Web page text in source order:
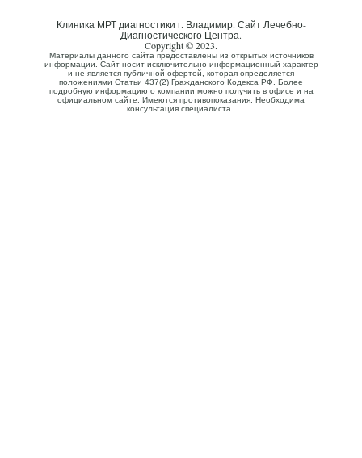
Клиника МРТ диагностики г. Владимир. Сайт Лечебно-
Диагностического Центра.
Copyright © 2023.
Материалы данного сайта предоставлены из открытых источников
информации. Сайт носит исключительно информационный характер
и не является публичной офертой, которая определяется
положениями Статьи 437(2) Гражданского Кодекса РФ. Более
подробную информацию о компании можно получить в офисе и на
официальном сайте. Имеются противопоказания. Необходима
консультация специалиста..